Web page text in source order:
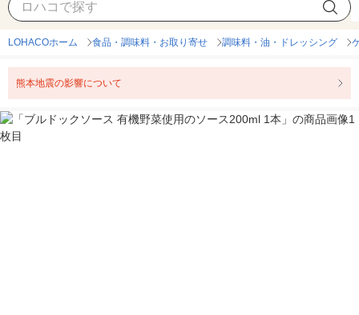
LOHACOホーム 食品・調味料・お取り寄せ 調味料・油・ドレッシング
熊本地震の影響について